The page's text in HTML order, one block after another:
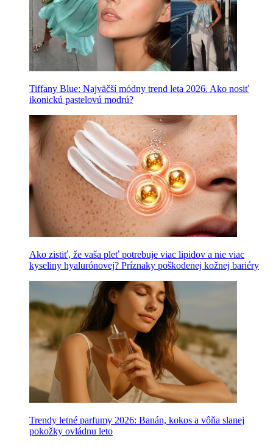
Tiffany Blue: Najväčší módny trend leta 2026. Ako nosiť
ikonickú pastelovú modrú?
Ako zistiť, že vaša pleť potrebuje viac lipidov a nie viac
kyseliny hyalurónovej? Príznaky poškodenej kožnej bariéry
Trendy letné parfumy 2026: Banán, kokos a vôňa slanej
pokožky ovládnu leto